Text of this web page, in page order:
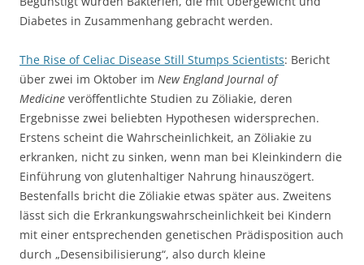
Diabetes in Zusammenhang gebracht werden.
The Rise of Celiac Disease Still Stumps Scientists: Bericht
über zwei im Oktober im New England Journal of
Medicine veröffentlichte Studien zu Zöliakie, deren
Ergebnisse zwei beliebten Hypothesen widersprechen.
Erstens scheint die Wahrscheinlichkeit, an Zöliakie zu
erkranken, nicht zu sinken, wenn man bei Kleinkindern die
Einführung von glutenhaltiger Nahrung hinauszögert.
Bestenfalls bricht die Zöliakie etwas später aus. Zweitens
lässt sich die Erkrankungswahrscheinlichkeit bei Kindern
mit einer entsprechenden genetischen Prädisposition auch
durch „Desensibilisierung“, also durch kleine